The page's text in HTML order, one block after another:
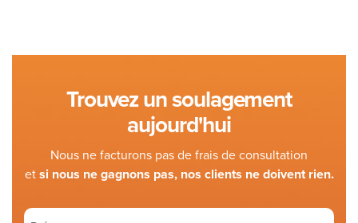
Trouvez un soulagement
aujourd'hui
Nous ne facturons pas de frais de consultation
etsi nous ne gagnons pas, nos clients ne doivent rien.
Prénom